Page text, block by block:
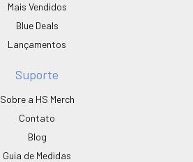
Mais Vendidos
Blue Deals
Lançamentos
Suporte
Sobre a HS Merch
Contato
Blog
Guia de Medidas